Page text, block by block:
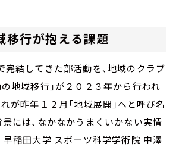
移行が抱える課題
完結してきた部活動を、地域のクラブ
地域移行」が２０２３年から行われ
が昨年１２月「地域展開」へと呼び名
には、なかなかうまくいかない実情
早稲田大学 スポーツ科学学術院 中澤